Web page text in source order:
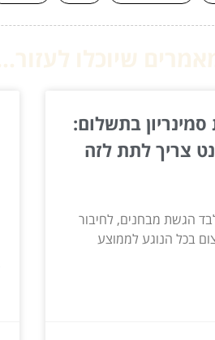
בתשלום:
צריך לתת לזה
הגשת מבחנים, לחיבור
בכל הנוגע לממוצע